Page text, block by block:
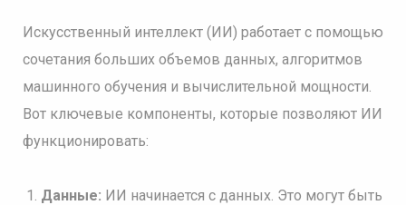
Искусственный интеллект (ИИ) работает с помощью
сочетания больших объемов данных, алгоритмов
машинного обучения и вычислительной мощности.
Вот ключевые компоненты, которые позволяют ИИ
функционировать:
Данные: ИИ начинается с данных. Это могут быть